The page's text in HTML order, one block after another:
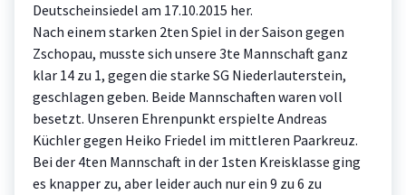
Deutscheinsiedel am 17.10.2015 her.
Nach einem starken 2ten Spiel in der Saison gegen
Zschopau, musste sich unsere 3te Mannschaft ganz
klar 14 zu 1, gegen die starke SG Niederlauterstein,
geschlagen geben. Beide Mannschaften waren voll
besetzt. Unseren Ehrenpunkt erspielte Andreas
Küchler gegen Heiko Friedel im mittleren Paarkreuz.
Bei der 4ten Mannschaft in der 1sten Kreisklasse ging
es knapper zu, aber leider auch nur ein 9 zu 6 zu